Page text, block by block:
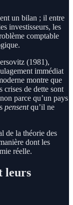
un bilan ; il entre
investisseurs, les
comptable
(1981),
immédiat
montre que
crises de dette sont
parce qu’un pays
pensentqu’il ne
de la théorie des
dont les
réelle.
leurs